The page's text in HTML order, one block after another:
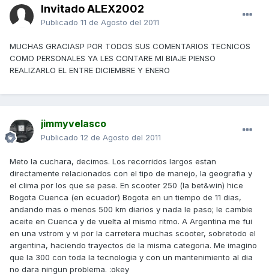
Invitado ALEX2002
Publicado 11 de Agosto del 2011
MUCHAS GRACIASP POR TODOS SUS COMENTARIOS TECNICOS
COMO PERSONALES YA LES CONTARE MI BIAJE PIENSO
REALIZARLO EL ENTRE DICIEMBRE Y ENERO
jimmyvelasco
Publicado 12 de Agosto del 2011
Meto la cuchara, decimos. Los recorridos largos estan
directamente relacionados con el tipo de manejo, la geografia y
el clima por los que se pase. En scooter 250 (la bet&win) hice
Bogota Cuenca (en ecuador) Bogota en un tiempo de 11 dias,
andando mas o menos 500 km diarios y nada le paso; le cambie
aceite en Cuenca y de vuelta al mismo ritmo. A Argentina me fui
en una vstrom y vi por la carretera muchas scooter, sobretodo el
argentina, haciendo trayectos de la misma categoria. Me imagino
que la 300 con toda la tecnologia y con un mantenimiento al dia
no dara ningun problema. :okey